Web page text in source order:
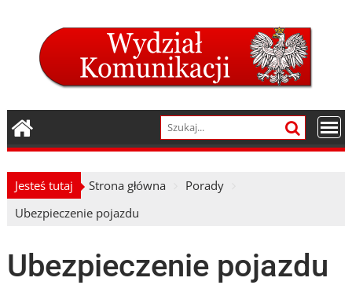
Jesteś tutaj Strona główna
Porady
Ubezpieczenie pojazdu
Ubezpieczenie pojazdu